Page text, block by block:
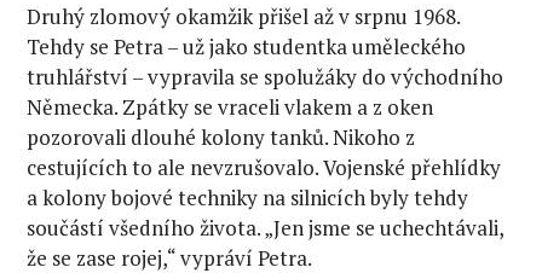
Druhý zlomový okamžik přišel až v srpnu 1968.
Tehdy se Petra – už jako studentka uměleckého
truhlářství – vypravila se spolužáky do východního
Německa. Zpátky se vraceli vlakem a z oken
pozorovali dlouhé kolony tanků. Nikoho z
cestujících to ale nevzrušovalo. Vojenské přehlídky
a kolony bojové techniky na silnicích byly tehdy
součástí všedního života. „Jen jsme se uchechtávali,
že se zase rojej,“ vypráví Petra.